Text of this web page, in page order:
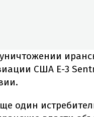
США E-3
один